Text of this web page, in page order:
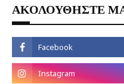
ΑΚΟΛΟΥΘΗΣΤΕ